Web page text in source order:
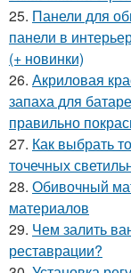
25. Панели для
панели в
(+ новинки)
26. Акриловая
запаха для
правильно
27. Как выбрать
точечных
28. Обивочный
материалов
29. Чем залить
реставрации?